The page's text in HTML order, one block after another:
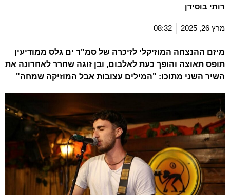
רותי בוסידן
מרץ 26, 2025 08:32
מיזם ההנצחה המוזיקלי לזיכרה של סמ"ר ים גלס ממודיעין
תופס תאוצה והופך כעת לאלבום, ובן זוגה שחרר לאחרונה את
השיר השני מתוכו: "המילים עצובות אבל המוזיקה שמחה"